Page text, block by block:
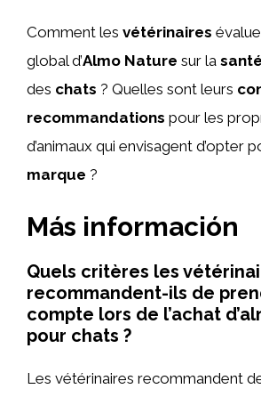
Comment les vétérinaires
global d’Almo Nature sur la santé
des chats ? Quelles sont leurs
recommandations pour les
d’animaux qui envisagent d’opter
marque ?
Más información
Quels critères les
recommandent-ils de
compte lors de l’achat
pour chats ?
Les vétérinaires recommandent